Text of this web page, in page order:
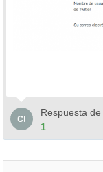
Respuesta de
1